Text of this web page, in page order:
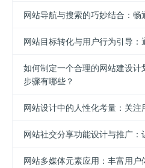
网站导航与搜索的巧妙结合：
网站目标转化与用户行为引导
如何制定一个合理的网站建设
步骤有哪些？
网站设计中的人性化考量：关注
网站社交分享功能设计与推广：
网站多媒体元素应用：丰富用户